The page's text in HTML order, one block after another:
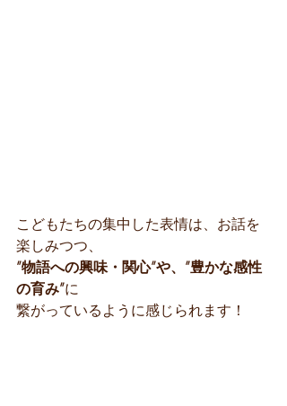
こどもたちの集中した表情は、お話を
楽しみつつ、
”物語への興味・関心”や、”豊かな感性
の育み”に
繋がっているように感じられます！